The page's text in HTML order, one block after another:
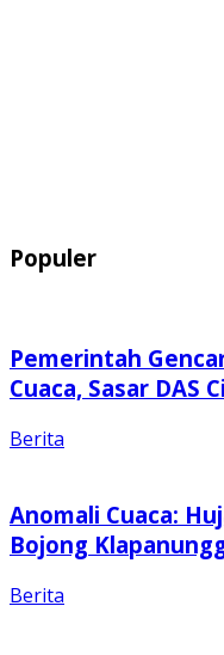
Populer
Pemerintah
Cuaca, Sasar DAS
Berita
Anomali Cuaca:
Bojong
Berita